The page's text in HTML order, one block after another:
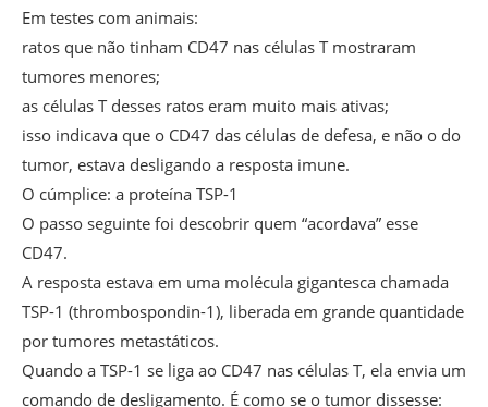
Em testes com animais:
ratos que não tinham CD47 nas células T mostraram
tumores menores;
as células T desses ratos eram muito mais ativas;
isso indicava que o CD47 das células de defesa, e não o do
tumor, estava desligando a resposta imune.
O cúmplice: a proteína TSP-1
O passo seguinte foi descobrir quem “acordava” esse
CD47.
A resposta estava em uma molécula gigantesca chamada
TSP-1 (thrombospondin-1), liberada em grande quantidade
por tumores metastáticos.
Quando a TSP-1 se liga ao CD47 nas células T, ela envia um
comando de desligamento. É como se o tumor dissesse: